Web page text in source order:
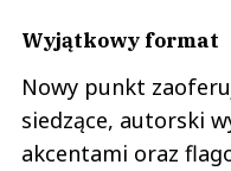
Wyjątkowy format
Nowy punkt
siedzące, autorski
akcentami oraz